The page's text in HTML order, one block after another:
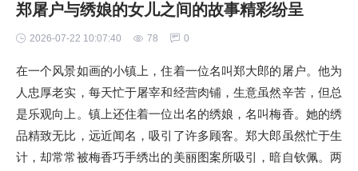
郑屠户与绣娘的女儿之间的故事精彩纷呈
2026-07-22 10:07:40 78 0
在一个风景如画的小镇上，住着一位名叫郑大郎的屠户。他为
人忠厚老实，每天忙于屠宰和经营肉铺，生意虽然辛苦，但总
是乐观向上。镇上还住着一位出名的绣娘，名叫梅香。她的绣
品精致无比，远近闻名，吸引了许多顾客。郑大郎虽然忙于生
计，却常常被梅香巧手绣出的美丽图案所吸引，暗自钦佩。两